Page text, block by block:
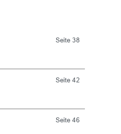
Seite 38
Seite 42
Seite 46